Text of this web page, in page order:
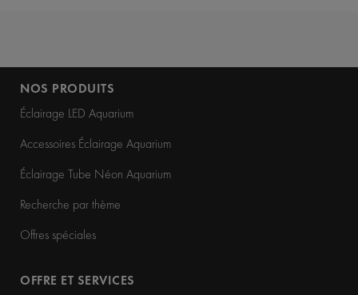
NOS PRODUITS
Éclairage LED Aquarium
Accessoires Éclairage Aquarium
Éclairage Tube Néon Aquarium
Recherche par thème
Offres spéciales
OFFRE ET SERVICES